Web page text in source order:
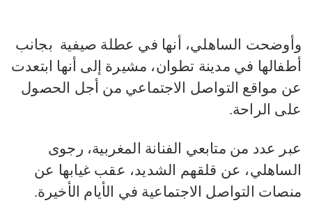
وأوضحت الساهلي، أنها في عطلة صيفية بجانب
أطفالها في مدينة تطوان، مشيرة إلى أنها ابتعدت
عن مواقع التواصل الاجتماعي من أجل الحصول
على الراحة.
عبر عدد من متابعي الفنانة المغربية، رجوى
الساهلي، عن قلقهم الشديد، عقب غيابها عن
منصات التواصل الاجتماعية في الأيام الأخيرة.